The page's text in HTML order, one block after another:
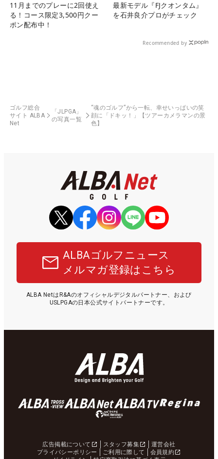
11月までのプレーに2回使え
る！コース限定3,500円クー
ポン配布中！
最新モデル『FJクオンタム』
を石井良介プロがチェック
Recommended by
ゴルフ総合
サイト ALBA
Net
「JLPGA」
の写真一覧
“魂のゴルフ”から一転、幸せいっぱいの笑
顔に「ドキッ！」【ツアーカメラマンの景
色】
ALBAゴルフニュース
メルマガ登録はこちら
ALBA NetはR&Aのオフィシャルデジタルパートナー、および
USLPGAの日本公式サイトパートナーです。
広告掲載について スタッフ募集
運営会社
プライバシーポリシー
ご利用に際して
会員規約